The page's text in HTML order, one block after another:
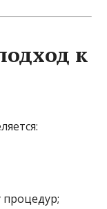
к